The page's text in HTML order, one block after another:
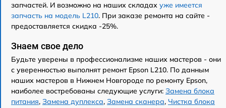
запчастей. И возможно на наших складах уже имеется
запчасть на модель L210. При заказе ремонта на сайте -
предоставляется скидка -25%.
Знаем свое дело
Будьте уверены в профессионализме наших мастеров - они
с уверенностью выполнят ремонт Epson L210. По данным
наших мастеров в Нижнем Новгороде по ремонту Epson,
наиболее востребованы следующие услуги: Замена блока
питания, Замена дуплекса, Замена сканера, Чистка блока